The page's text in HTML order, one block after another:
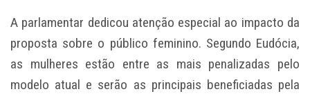
A parlamentar dedicou atenção especial ao impacto da
proposta sobre o público feminino. Segundo Eudócia,
as mulheres estão entre as mais penalizadas pelo
modelo atual e serão as principais beneficiadas pela